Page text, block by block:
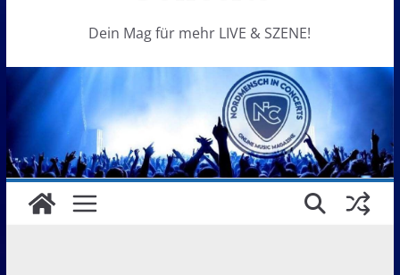
Dein Mag für mehr LIVE & SZENE!